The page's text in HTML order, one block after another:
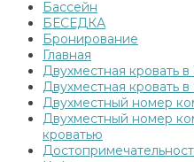
Бассейн
БЕСЕДКА
Бронирование
Главная
Двухместная кровать
Двухместная кровать
Двухместный номер
Двухместный номер
кроватью